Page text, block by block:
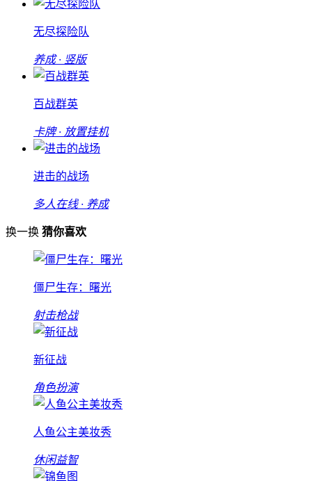
无尽探险队
养成 · 竖版
百战群英
卡牌 · 放置挂机
进击的战场
多人在线 · 养成
换一换 猜你喜欢
僵尸生存：曙光
射击枪战
新征战
角色扮演
人鱼公主美妆秀
休闲益智